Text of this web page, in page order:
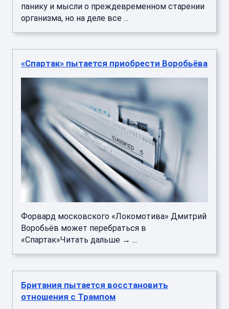
панику и мысли о преждевременном старении
организма, но на деле все ...
«Спартак» пытается приобрести Воробьёва
Форвард московского «Локомотива» Дмитрий
Воробьёв может перебраться в
«Спартак»Читать дальше → ...
Британия пытается восстановить
отношения с Трампом